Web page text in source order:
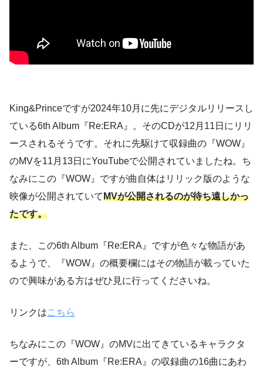
King&Princeですが2024年10月に先にデジタルリリースし
ている6th Album『Re:ERA』。そのCDが12月11日にリリ
ースされるそうです。それに先駆けて収録曲の『WOW』
のMVを11月13日にYouTubeで公開されていましたね。ち
なみにこの『WOW』ですが曲自体はリリック版のような
映像が公開されていてMVが公開されるのが待ち遠しかっ
たです。
また、この6th Album『Re:ERA』ですが色々な物語があ
るようで、『WOW』の概要欄にはその物語が載っていた
ので興味がある方はぜひ見に行ってくださいね。
リンクはこちら
ちなみにこの『WOW』のMVに出てきているキャラクタ
ーですが、6th Album『Re:ERA』の収録曲の16曲にあわ